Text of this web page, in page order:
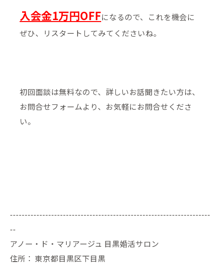
入会金1万円OFFになるので、これを機会に
ぜひ、リスタートしてみてくださいね。
初回面談は無料なので、詳しいお話聞きたい方は、
お問合せフォームより、お気軽にお問合せくださ
い。
--------------------------------------------------------------------
--
アノー・ド・マリアージュ 目黒婚活サロン
住所： 東京都目黒区下目黒